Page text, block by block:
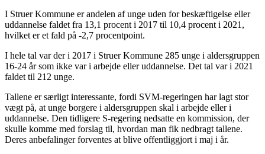
I Struer Kommune er andelen af unge uden for beskæftigelse eller
uddannelse faldet fra 13,1 procent i 2017 til 10,4 procent i 2021,
hvilket er et fald på -2,7 procentpoint.
I hele tal var der i 2017 i StruerKommune 285 unge i aldersgruppen
16-24 år som ikke var i arbejde eller uddannelse. Det tal var i 2021
faldet til 212 unge.
Tallene er særligt interessante, fordi SVM-regeringen har lagt stor
vægt på, at unge borgere i aldersgruppen skal i arbejde eller i
uddannelse. Den tidligere S-regering nedsatte en kommission, der
skulle komme med forslag til, hvordan man fik nedbragt tallene.
Deres anbefalinger forventes at blive offentliggjort i maj i år.